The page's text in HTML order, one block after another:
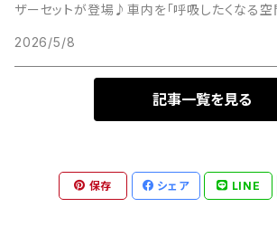
ザーセットが登場♪車内を「呼吸したくなる空
2026/5/8
記事一覧を見る
保存 シェア LINE